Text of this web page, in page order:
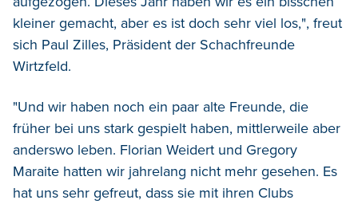
kleiner gemacht, aber es ist doch sehr viel los,", freut
sich Paul Zilles, Präsident der Schachfreunde
Wirtzfeld.
"Und wir haben noch ein paar alte Freunde, die
früher bei uns stark gespielt haben, mittlerweile aber
anderswo leben. Florian Weidert und Gregory
Maraite hatten wir jahrelang nicht mehr gesehen. Es
hat uns sehr gefreut, dass sie mit ihren Clubs